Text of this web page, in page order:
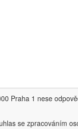
Praha 1 nese
se zpracováním